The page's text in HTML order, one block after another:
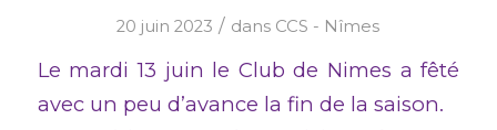
20 juin 2023 / dans CCS - Nîmes
Le mardi 13 juin le Club de Nimes a fêté
avec un peu d’avance la fin de la saison.